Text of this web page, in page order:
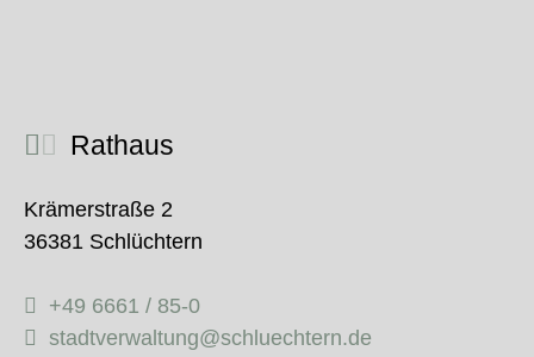
Rathaus
Krämerstraße 2
36381 Schlüchtern
+49 6661 / 85-0
stadtverwaltung@schluechtern.de